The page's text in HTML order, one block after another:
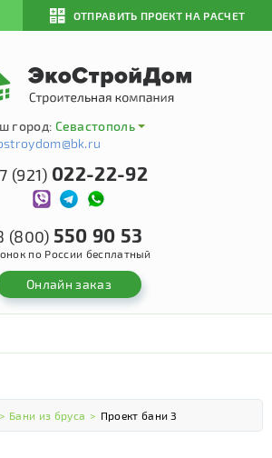
ОТПРАВИТЬ ПРОЕКТ НА РАСЧЕТ
город: Севастополь
(921) 022-22-92
(800) 550 90 53
по России бесплатный
Онлайн заказ
> Бани из бруса > Проект бани 3